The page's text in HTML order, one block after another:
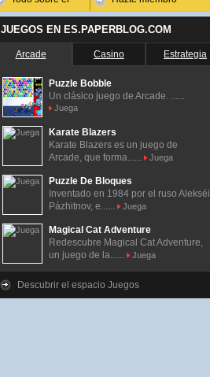
JUEGOS EN ES.PAPERBLOG.COM
Arcade Casino Estrategia
Puzzle Bobble
Un clásico juego de Arcade. ......
Juega
Karate Blazers
Karate Blazers es un juego de
Arcade, que forma......
Juega
Puzzle De Bloques
Inventado en 1984 por el ruso Alekséi
Pázhitnov, e......
Juega
Magical Cat Adventure
Redescubre Magical Cat Adventure,
un juego de la......
Juega
Descubrir el espacio Juegos